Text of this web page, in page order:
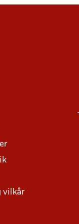
vilkår